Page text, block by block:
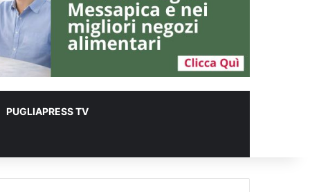
PUGLIAPRESS TV